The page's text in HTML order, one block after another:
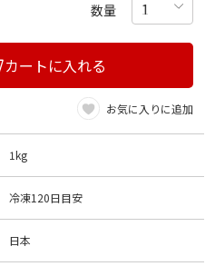
数量
カートに入れる
お気に入りに追加
1kg
冷凍120日目安
日本